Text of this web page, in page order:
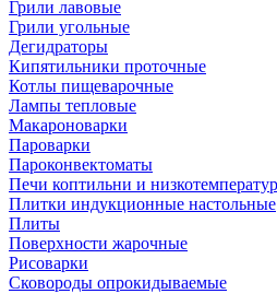
Грили лавовые
Грили угольные
Дегидраторы
Кипятильники проточные
Котлы пищеварочные
Лампы тепловые
Макароноварки
Пароварки
Пароконвектоматы
Печи коптильни и
Плитки индукционные настольные
Плиты
Поверхности жарочные
Рисоварки
Сковороды опрокидываемые